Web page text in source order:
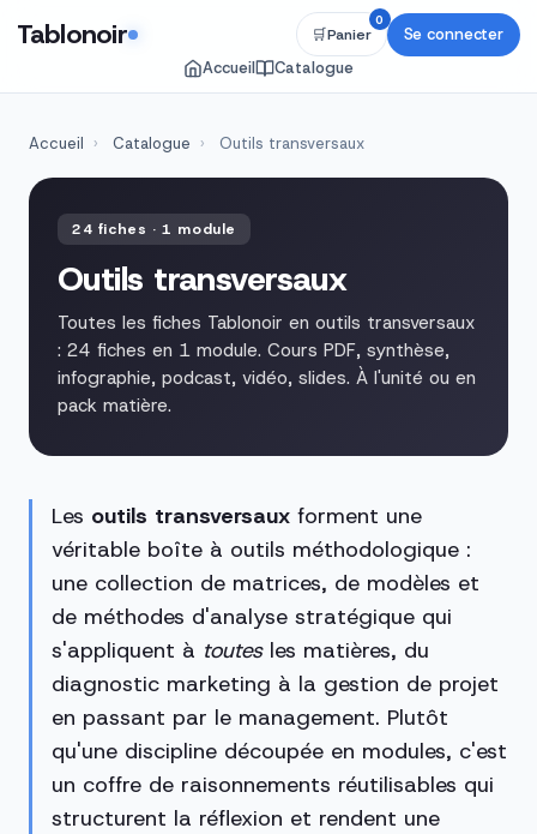
Tablonoir
Accueil Catalogue
🛒Panier
0
Se connecter
Accueil › Catalogue › Outils transversaux
24 fiches · 1 module
Outils transversaux
Toutes les fiches Tablonoir en outils transversaux
: 24 fiches en 1 module. Cours PDF, synthèse,
infographie, podcast, vidéo, slides. À l'unité ou en
pack matière.
Les outils transversaux forment une
véritable boîte à outils méthodologique :
une collection de matrices, de modèles et
de méthodes d'analyse stratégique qui
s'appliquent à toutesles matières, du
diagnostic marketing à la gestion de projet
en passant par le management. Plutôt
qu'une discipline découpée en modules, c'est
un coffre de raisonnements réutilisables qui
structurent la réflexion et rendent une